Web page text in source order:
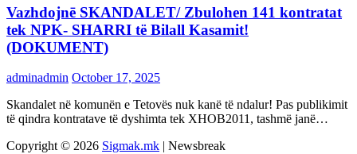
Vazhdojnē SKANDALET/ Zbulohen 141 kontratat
tek NPK- SHARRI të Bilall Kasamit!
(DOKUMENT)
adminadmin October 17, 2025
Skandalet në komunën e Tetovës nuk kanë të ndalur! Pas publikimit
të qindra kontratave të dyshimta tek XHOB2011, tashmë janë…
Copyright © 2026 Sigmak.mk | Newsbreak